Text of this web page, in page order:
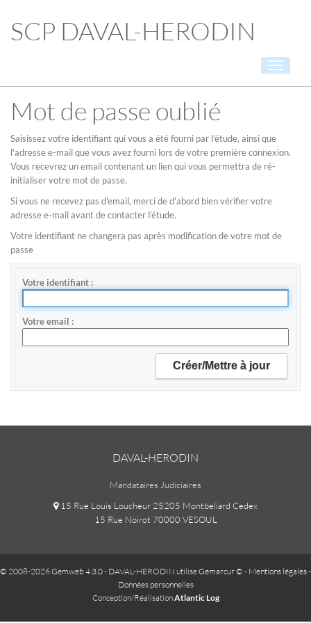
SCP DAVAL-HERODIN
Toggle
Mot de passe oublié
Saisissez votre identifiant qui vous a été fourni par l'étude, ainsi que
l'adresse e-mail que vous avez fourni lors de votre première connexion.
Vous recevrez un email contenant un lien qui vous permettra de ré-
initialiser votre mot de passe.
Si vous ne recevez pas d'email, merci de d'abord bien vérifier votre
adresse e-mail avant de contacter l'étude.
Votre identifiant ne changera pas après modification de votre mot de
passe
Votre identifiant
Votre email
DAVAL-HERODIN
Mandataires Judiciaires
15 Rue Louis Loucheur 25205 Montbeliard Cedex
15 Rue Noirot 70000 VESOUL
© 2008-2026 Gemweb 4.3.0- DAVAL-HERODIN utiliseGemarcur © - Mentions légales-
Données personnelles
Conception/RéalisationAtlantic Log